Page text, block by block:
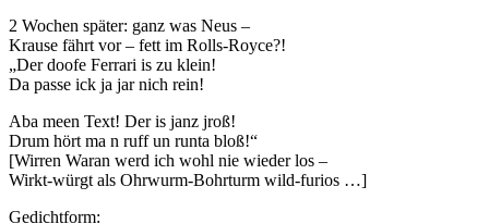
2 Wochen später: ganz was Neus –
Krause fährt vor – fett im Rolls-Royce?!
„Der doofe Ferrari is zu klein!
Da passe ick ja jar nich rein!
Aba meen Text! Der is janz jroß!
Drum hört ma n ruff un runta bloß!“
[Wirren Waran werd ich wohl nie wieder los –
Wirkt-würgt als Ohrwurm-Bohrturm wild-furios …]
Gedichtform: